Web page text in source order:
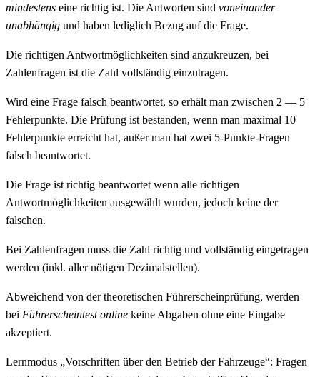
mindestens eine richtig ist. Die Antworten sind voneinander
unabhängig und haben lediglich Bezug auf die Frage.
Die richtigen Antwortmöglichkeiten sind anzukreuzen, bei
Zahlenfragen ist die Zahl vollständig einzutragen.
Wird eine Frage falsch beantwortet, so erhält man zwischen 2 — 5
Fehlerpunkte. Die Prüfung ist bestanden, wenn man maximal 10
Fehlerpunkte erreicht hat, außer man hat zwei 5-Punkte-Fragen
falsch beantwortet.
Die Frage ist richtig beantwortet wenn alle richtigen
Antwortmöglichkeiten ausgewählt wurden, jedoch keine der
falschen.
Bei Zahlenfragen muss die Zahl richtig und vollständig eingetragen
werden (inkl. aller nötigen Dezimalstellen).
Abweichend von der theoretischen Führerscheinprüfung, werden
bei Führerscheintest online keine Abgaben ohne eine Eingabe
akzeptiert.
Lernmodus „Vorschriften über den Betrieb der Fahrzeuge“: Fragen